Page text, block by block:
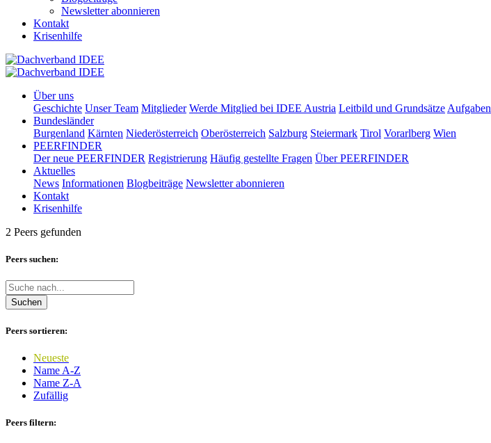
Newsletter abonnieren
Kontakt
Krisenhilfe
Über uns
Geschichte Unser Team Mitglieder Werde Mitglied bei IDEE Austria Leitbild und Grundsätze Aufgaben
Bundesländer
Burgenland Kärnten Niederösterreich Oberösterreich Salzburg Steiermark Tirol Vorarlberg Wien
PEERFINDER
Der neue PEERFINDER Registrierung Häufig gestellte Fragen Über PEERFINDER
Aktuelles
News Informationen Blogbeiträge Newsletter abonnieren
Kontakt
Krisenhilfe
2 Peers gefunden
Peers suchen:
Suchen
Peers sortieren:
Neueste
Name A-Z
Name Z-A
Zufällig
Peers filtern: